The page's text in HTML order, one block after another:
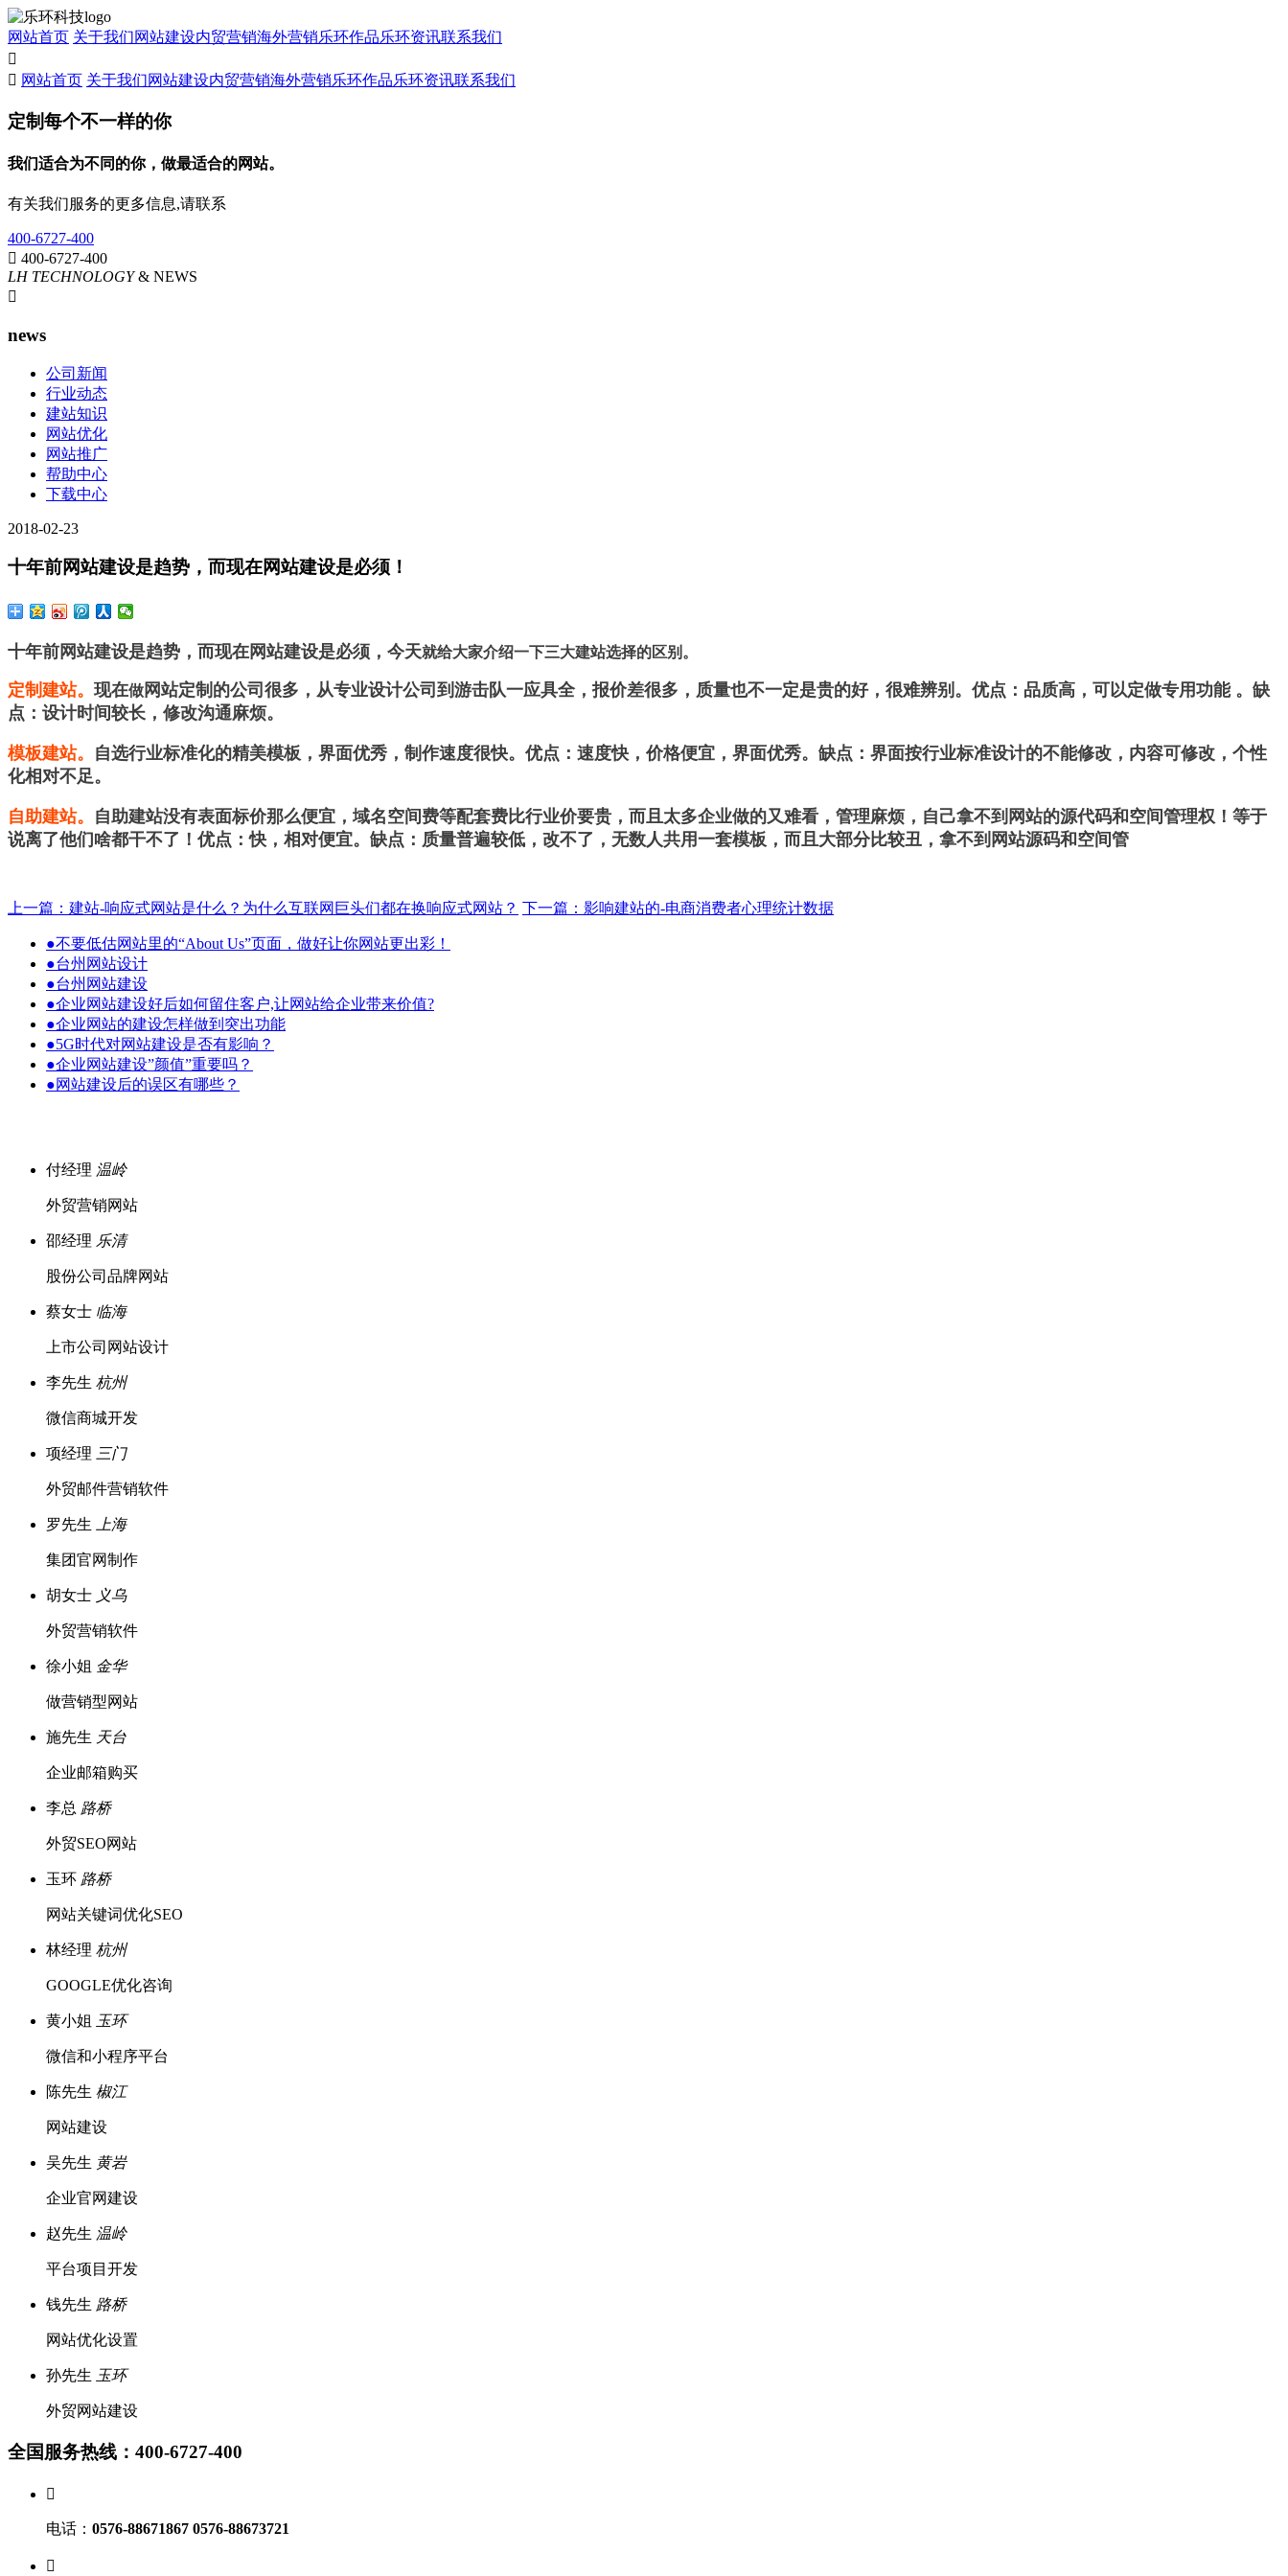
网站首页 关于我们网站建设内贸营销海外营销乐环作品乐环资讯联系我们

 网站首页 关于我们网站建设内贸营销海外营销乐环作品乐环资讯联系我们
定制每个不一样的你
我们适合为不同的你，做最适合的网站。
有关我们服务的更多信息,请联系
400-6727-400
 400-6727-400
LH TECHNOLOGY& NEWS

news
公司新闻
行业动态
建站知识
网站优化
网站推广
帮助中心
下载中心
2018-02-23
十年前网站建设是趋势，而现在网站建设是必须！
十年前网站建设是趋势，而现在网站建设是必须，今天就给大家介绍一下三大建站选择的区别。
定制建站。 现在做网站定制的公司很多，从专业设计公司到游击队一应具全，报价差很多，质量也不一定是贵的好，很难辨别。优点：品质高，可以定做专用功能 。缺
点：设计时间较长，修改沟通麻烦。
模板建站。 自选行业标准化的精美模板，界面优秀，制作速度很快。优点：速度快，价格便宜，界面优秀。缺点：界面按行业标准设计的不能修改，内容可修改，个性
化相对不足。
自助建站。 自助建站没有表面标价那么便宜，域名空间费等配套费比行业价要贵，而且太多企业做的又难看，管理麻烦，自己拿不到网站的源代码和空间管理权！等于
说离了他们啥都干不了！优点：快，相对便宜。缺点：质量普遍较低，改不了，无数人共用一套模板，而且大部分比较丑，拿不到网站源码和空间管
上一篇：建站-响应式网站是什么？为什么互联网巨头们都在换响应式网站？ 下一篇：影响建站的-电商消费者心理统计数据
●不要低估网站里的“About Us”页面，做好让你网站更出彩！
●台州网站设计
●台州网站建设
●企业网站建设好后如何留住客户,让网站给企业带来价值?
●企业网站的建设怎样做到突出功能
●5G时代对网站建设是否有影响？
●企业网站建设”颜值”重要吗？
●网站建设后的误区有哪些？
付经理 温岭
外贸营销网站
邵经理 乐清
股份公司品牌网站
蔡女士 临海
上市公司网站设计
李先生 杭州
微信商城开发
项经理 三门
外贸邮件营销软件
罗先生 上海
集团官网制作
胡女士 义乌
外贸营销软件
徐小姐 金华
做营销型网站
施先生 天台
企业邮箱购买
李总 路桥
外贸SEO网站
玉环 路桥
网站关键词优化SEO
林经理 杭州
GOOGLE优化咨询
黄小姐 玉环
微信和小程序平台
陈先生 椒江
网站建设
吴先生 黄岩
企业官网建设
赵先生 温岭
平台项目开发
钱先生 路桥
网站优化设置
孙先生 玉环
外贸网站建设
全国服务热线：400-6727-400

电话： 0576-88671867 0576-88673721
